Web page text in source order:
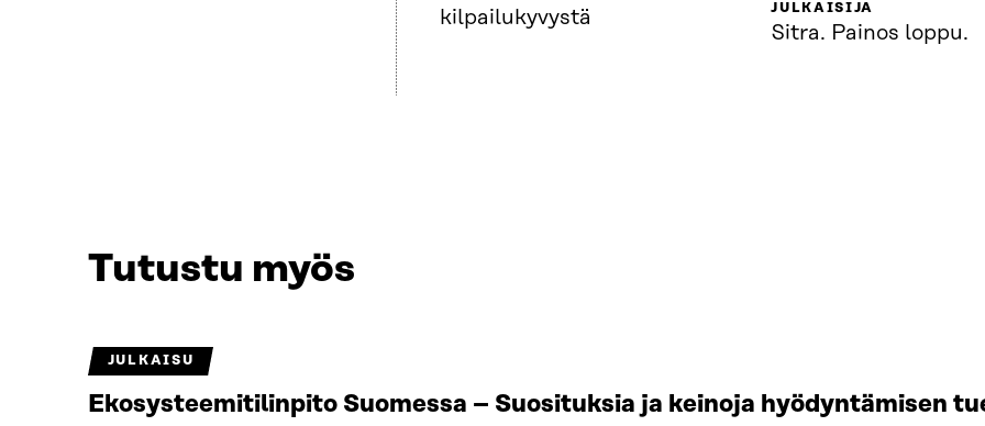
kilpailukyvystä
JULKAISIJA
Sitra. Painos loppu.
Tutustu myös
JULKAISU
Ekosysteemitilinpito Suomessa – Suosituksia ja keinoja hyödyntämisen